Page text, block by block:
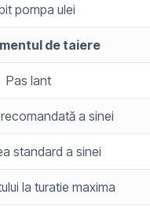
pompa ulei
de taiere
Pas lant
a sinei
standard a sinei
la turatie maxima